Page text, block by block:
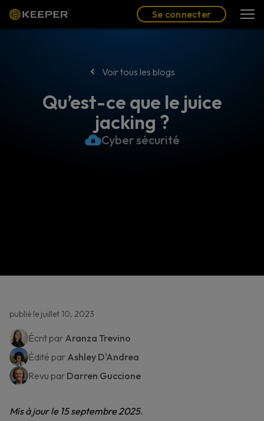
(FR)
Se connecter
Voir tous les blogs
Qu’est-ce que le juice
jacking ?
Cyber sécurité
publié le juillet 10, 2023
Écrit par Aranza Trevino
Édité par Ashley D'Andrea
Revu par Darren Guccione
Mis à jour le 15 septembre 2025.